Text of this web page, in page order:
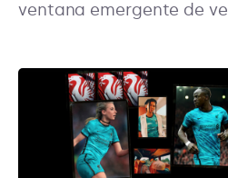
ventana emergente de